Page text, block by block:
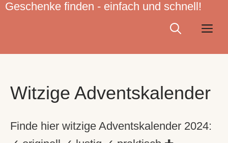
Zum
Geschenke finden - einfach und schnell!
Witzige Adventskalender
Finde hier witzige Adventskalender 2024: